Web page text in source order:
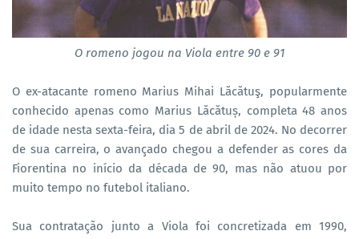
O romeno jogou na Viola entre 90 e 91
O ex-atacante romeno Marius Mihai Lăcătuş, popularmente
conhecido apenas como Marius Lăcătuș, completa 48 anos
de idade nesta sexta-feira, dia 5 de abril de 2024. No decorrer
de sua carreira, o avançado chegou a defender as cores da
Fiorentina no início da década de 90, mas não atuou por
muito tempo no futebol italiano.
Sua contratação junto a Viola foi concretizada em 1990,